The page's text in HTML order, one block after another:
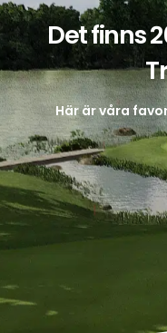
Det finns
Här är våra